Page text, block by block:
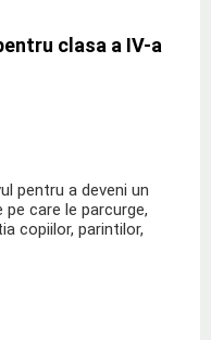
clasa a IV-a
pentru a deveni un
care le parcurge,
copiilor, parintilor,